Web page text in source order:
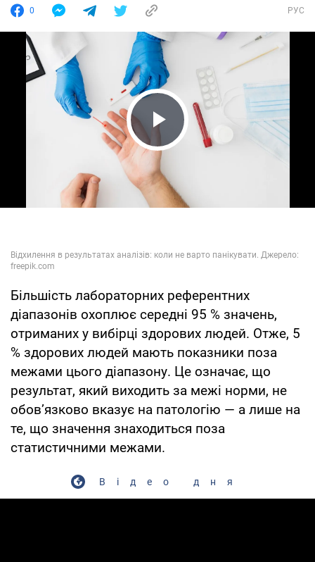
0 РУС
Play Video
Більшість лабораторних референтних
діапазонів охоплює середні 95 % значень,
отриманих у вибірці здорових людей. Отже, 5
% здорових людей мають показники поза
межами цього діапазону. Це означає, що
результат, який виходить за межі норми, не
обов’язково вказує на патологію — а лише на
те, що значення знаходиться поза
статистичними межами.
Відео дня